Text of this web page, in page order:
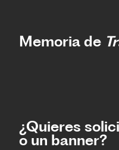
Memoria de
¿Quieres
o un banner?